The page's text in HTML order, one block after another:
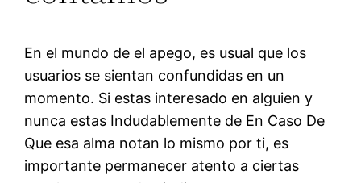
En el mundo de el apego, es usual que los
usuarios se sientan confundidas en un
momento. Si estas interesado en alguien y
nunca estas Indudablemente de En Caso De
Que esa alma notan lo mismo por ti, es
importante permanecer atento a ciertas